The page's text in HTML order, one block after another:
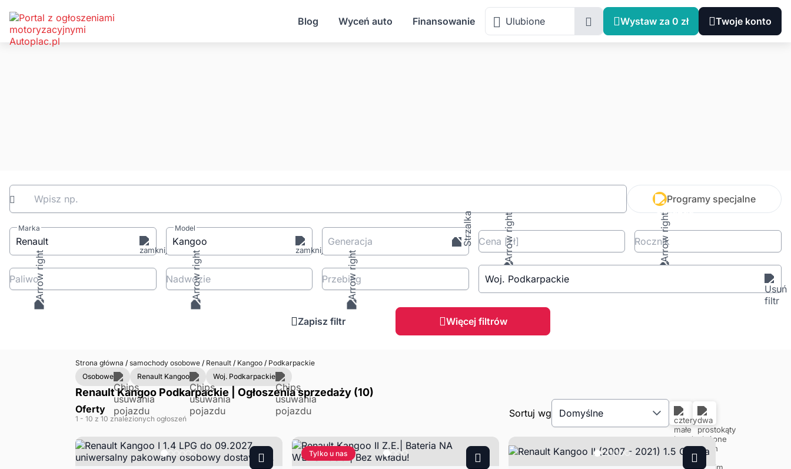
Blog Wyceń auto Finansowanie Ulubione Wystaw za 0 zł Twoje konto
Wpisz np. Programy specjalne
Marka
Renault
Model
Kangoo Generacja Cena [zł] Rocznik
Paliwo Nadwozie Przebieg Woj. Podkarpackie
Zapisz filtr Więcej filtrów
Strona główna /samochody osobowe /Renault /Kangoo /Podkarpackie
Osobowe
Renault Kangoo Woj. Podkarpackie
Renault Kangoo Podkarpackie | Ogłoszenia sprzedaży (10)
Oferty
1 - 10 z 10 znalezionych ogłoszeń Sortuj wg Domyślne
Tylko u nas